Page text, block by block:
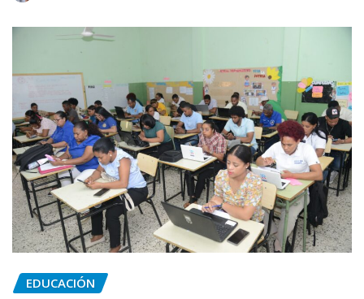
EDUCACIÓN